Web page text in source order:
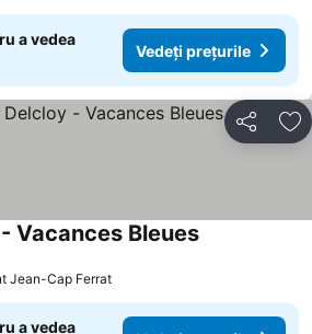
a vedea
Vedeți prețurile
Distribuiți
Vacances BleuesVedeți
Jean-Cap Ferrat
a vedea